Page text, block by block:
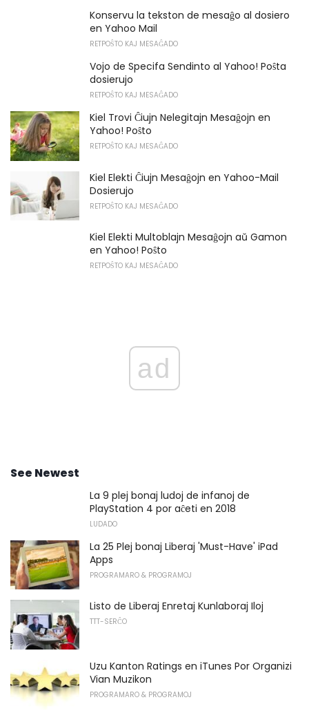
Konservu la tekston de mesaĝo al dosiero
en Yahoo Mail
RETPOŜTO KAJ MESAĜADO
Vojo de Specifa Sendinto al Yahoo! Poŝta
dosierujo
RETPOŜTO KAJ MESAĜADO
Kiel Trovi Ĉiujn Nelegitajn Mesaĝojn en
Yahoo! Poŝto
RETPOŜTO KAJ MESAĜADO
Kiel Elekti Ĉiujn Mesaĝojn en Yahoo-Mail
Dosierujo
RETPOŜTO KAJ MESAĜADO
Kiel Elekti Multoblajn Mesaĝojn aŭ Gamon
en Yahoo! Poŝto
RETPOŜTO KAJ MESAĜADO
ad
See Newest
La 9 plej bonaj ludoj de infanoj de
PlayStation 4 por aĉeti en 2018
LUDADO
La 25 Plej bonaj Liberaj 'Must-Have' iPad
Apps
PROGRAMARO & PROGRAMOJ
Listo de Liberaj Enretaj Kunlaboraj Iloj
TTT-SERĈO
Uzu Kanton Ratings en iTunes Por Organizi
Vian Muzikon
PROGRAMARO & PROGRAMOJ